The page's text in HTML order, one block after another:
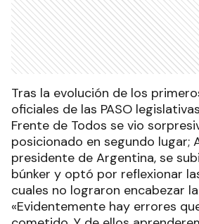
Tras la evolución de los
oficiales de las PASO
Frente de Todos se vio
posicionado en segundo lugar;
presidente de Argentina, se
búnker y optó por reflexionar
cuales no lograron encabezar
«Evidentemente hay errores